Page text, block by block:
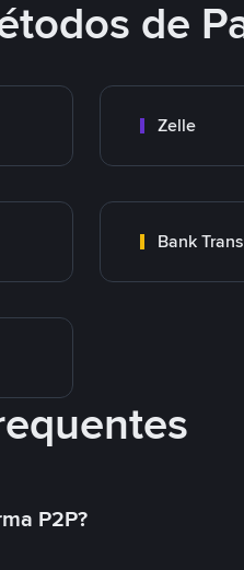
de
Zelle
Bank
P2P?